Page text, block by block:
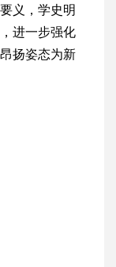
义，学史明
进一步强化
扬姿态为新